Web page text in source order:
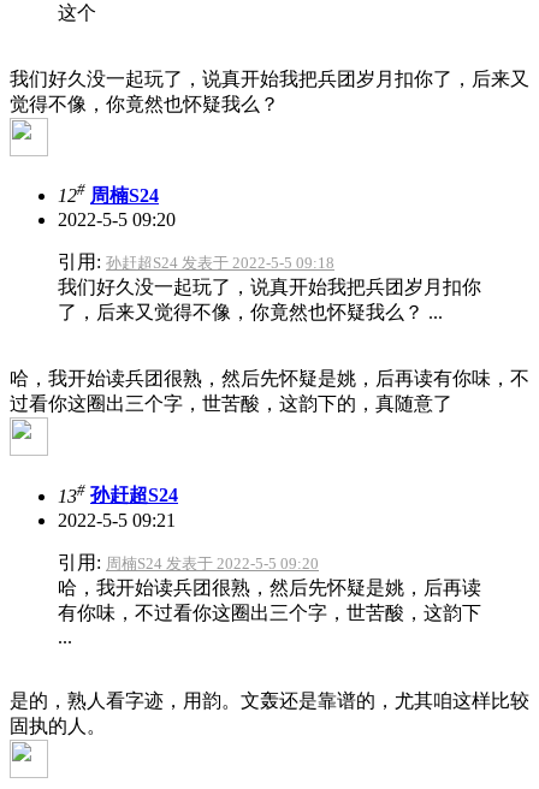
这个
我们好久没一起玩了，说真开始我把兵团岁月扣你了，后来又
觉得不像，你竟然也怀疑我么？
12# 周楠S24
2022-5-5 09:20
引用: 孙赶超S24 发表于 2022-5-5 09:18
我们好久没一起玩了，说真开始我把兵团岁月扣你
了，后来又觉得不像，你竟然也怀疑我么？ ...
哈，我开始读兵团很熟，然后先怀疑是姚，后再读有你味，不
过看你这圈出三个字，世苦酸，这韵下的，真随意了
13# 孙赶超S24
2022-5-5 09:21
引用: 周楠S24 发表于 2022-5-5 09:20
哈，我开始读兵团很熟，然后先怀疑是姚，后再读
有你味，不过看你这圈出三个字，世苦酸，这韵下
...
是的，熟人看字迹，用韵。文轰还是靠谱的，尤其咱这样比较
固执的人。